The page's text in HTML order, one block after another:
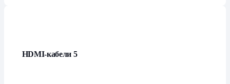
HDMI-кабели 5